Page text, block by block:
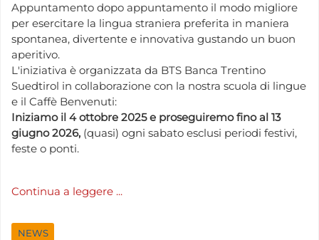
Appuntamento dopo appuntamento il modo migliore
per esercitare la lingua straniera preferita in maniera
spontanea, divertente e innovativa gustando un buon
aperitivo.
L'iniziativa è organizzata da BTS Banca Trentino
Suedtirol in collaborazione con la nostra scuola di lingue
e il Caffè Benvenuti:
Iniziamo il 4 ottobre 2025 e proseguiremo fino al 13
giugno 2026, (quasi) ogni sabato esclusi periodi festivi,
feste o ponti.
Continua a leggere ...
NEWS